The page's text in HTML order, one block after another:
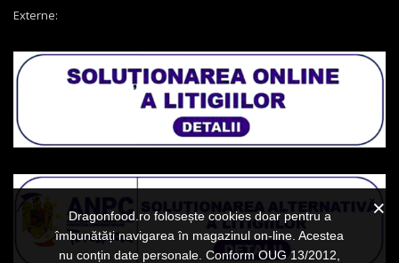
Externe:
Dragonfood.ro folosește cookies doar pentru a
îmbunătăți navigarea în magazinul on-line. Acestea
nu conțin date personale. Conform OUG 13/2012,